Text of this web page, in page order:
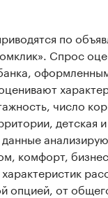
по
Спрос
число
детская
комфорт,
опцией, от